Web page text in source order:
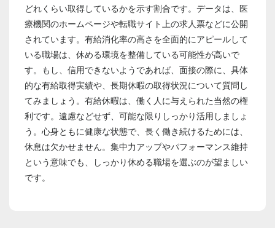
どれくらい取得しているかを示す割合です。データは、医
療機関のホームページや転職サイト上の求人票などに公開
されています。有給消化率の高さを全面的にアピールして
いる職場は、休める環境を整備している可能性が高いで
す。もし、信用できないようであれば、面接の際に、具体
的な有給取得実績や、長期休暇の取得状況について質問し
てみましょう。有給休暇は、働く人に与えられた当然の権
利です。遠慮などせず、可能な限りしっかり活用しましょ
う。心身ともに健康な状態で、長く働き続けるためには、
休息は欠かせません。集中力アップやパフォーマンス維持
という意味でも、しっかり休める職場を選ぶのが望ましい
です。